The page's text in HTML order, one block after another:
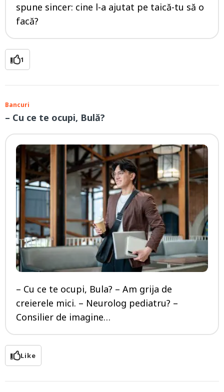
spune sincer: cine l-a ajutat pe taică-tu să o
facă?
1
Bancuri
– Cu ce te ocupi, Bulă?
– Cu ce te ocupi, Bula? – Am grija de
creierele mici. – Neurolog pediatru? –
Consilier de imagine…
Like